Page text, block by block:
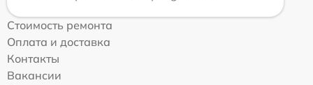
Стоимость ремонта
Оплата и доставка
Контакты
Вакансии